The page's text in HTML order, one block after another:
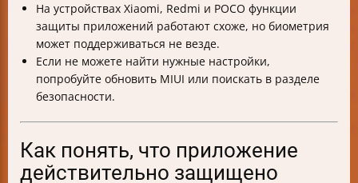
На устройствах Xiaomi, Redmi и POCO функции
защиты приложений работают схоже, но биометрия
может поддерживаться не везде.
Если не можете найти нужные настройки,
попробуйте обновить MIUI или поискать в разделе
безопасности.
Как понять, что приложение
действительно защищено